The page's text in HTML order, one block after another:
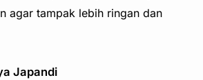
agar tampak lebih ringan dan
Japandi